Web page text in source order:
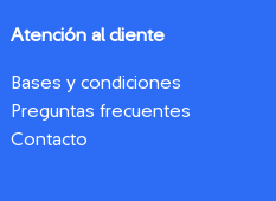
Atención al cliente
Bases y condiciones
Preguntas frecuentes
Contacto